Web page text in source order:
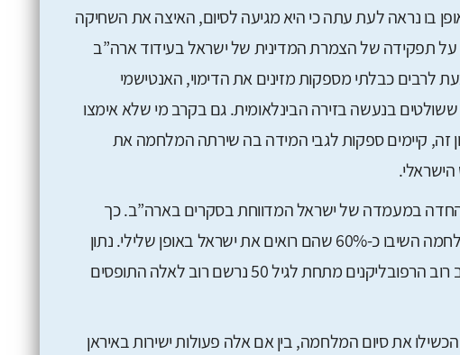
בו נראה לעת עתה כי היא מגיעה לסיום, האיצה את השחיקה
על תפקידה של הצמרת המדינית של ישראל בעידוד ארה”ב
לרבים כבלתי מספקות מזינים את הדימוי, האנטישמי
בנעשה בזירה הבינלאומית. גם בקרב מי שלא אימצו
זה, קיימים ספקות לגבי המידה בה שירתה המלחמה את
במעמדה של ישראל המדווחת בסקרים בארה”ב. כך
למשל, בסקר פיו שנערך במהלך המלחמה השיבו כ-60% שהם רואים את ישראל באופן שלילי. נתון
זה ראוי לציון במיוחד משום שגם בקרב רוב הרפובליקנים מתחת לגיל 50 נרשם רוב לאלה התופסים
את סיום המלחמה, בין אם אלה פעולות ישירות באיראן